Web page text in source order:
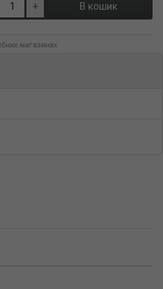
+ В кошик
магазинах